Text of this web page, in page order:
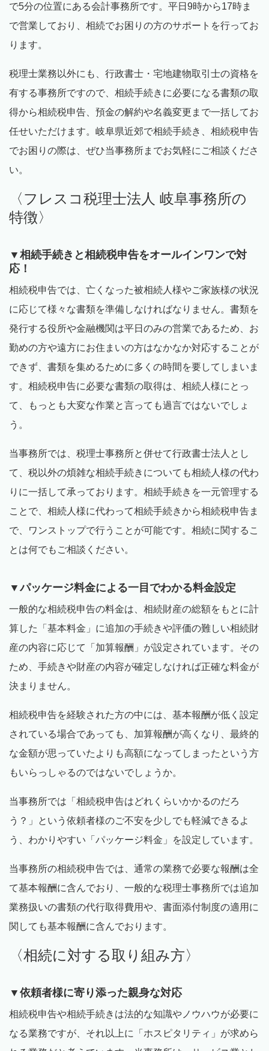
で5分の位置にある会計事務所です。平日 9時から17時ま
で営業しており、相続でお困りの方のサポートを行ってお
ります。
税理士業務以外にも、行政書士・宅地建物取引士の資格を
有する事務所ですので、相続手続きに必要になる書類の取
得から相続税申告、預金の解約や名義変更まで一括してお
任せいただけます。岐阜県近郊で相続手続き、相続税申告
でお困りの際は、ぜひ当事務所までお気軽にご相談くださ
い。
〈フレスコ税理士法人 岐阜事務所の
特徴〉
▼相続手続きと相続税申告をオールインワンで対
応！
相続税申告では、亡くなった被相続人様やご家族様の状況
に応じて様々な書類を準備しなければなりません。書類を
発行する役所や金融機関は平日のみの営業であるため、お
勤めの方や遠方にお住まいの方はなかなか対応することが
できず、書類を集めるために多くの時間を要してしまいま
す。相続税申告に必要な書類の取得は、相続人様にとっ
て、もっとも大変な作業と言っても過言ではないでしょ
う。
当事務所では、税理士事務所と併せて行政書士法人とし
て、税以外の煩雑な相続手続きについても相続人様の代わ
りに一括して承っております。相続手続きを一元管理する
ことで、相続人様に代わって相続手続きから相続税申告ま
で、ワンストップで行うことが可能です。相続に関するこ
とは何でもご相談ください。
▼パッケージ料金による一目でわかる料金設定
一般的な相続税申告の料金は、相続財産の総額をもとに計
算した「基本料金」に追加の手続きや評価の難しい相続財
産の内容に応じて「加算報酬」が設定されています。その
ため、手続きや財産の内容が確定しなければ正確な料金が
決まりません。
相続税申告を経験された方の中には、基本報酬が低く設定
されている場合であっても、加算報酬が高くなり、最終的
な金額が思っていたよりも高額になってしまったという方
もいらっしゃるのではないでしょうか。
当事務所では「相続税申告はどれくらいかかるのだろ
う？」という依頼者様のご不安を少しでも軽減できるよ
う、わかりやすい「パッケージ料金」を設定しています。
当事務所の相続税申告では、通常の業務で必要な報酬は全
て基本報酬に含んでおり、一般的な税理士事務所では追加
業務扱いの書類の代行取得費用や、書面添付制度の適用に
関しても基本報酬に含んでおります。
〈相続に対する取り組み方〉
▼依頼者様に寄り添った親身な対応
相続税申告や相続手続きは法的な知識やノウハウが必要に
なる業務ですが、それ以上に「ホスピタリティ」が求めら